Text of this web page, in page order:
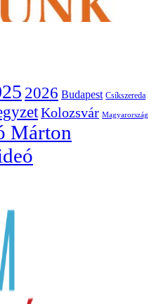
2026 Budapest Csíkszereda
Kolozsvár Magyarország
Márton